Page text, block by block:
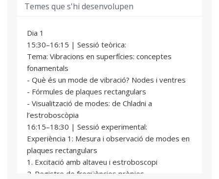
Temes que s'hi desenvolupen
Dia 1
15:30–16:15 | Sessió teòrica:
Tema: Vibracions en superfícies: conceptes
fonamentals
- Què és un mode de vibració? Nodes i ventres
- Fórmules de plaques rectangulars
- Visualització de modes: de Chladni a
l’estroboscòpia
16:15–18:30 | Sessió experimental:
Experiència 1: Mesura i observació de modes en
plaques rectangulars
1. Excitació amb altaveu i estroboscopi
2. Registre de freqüències pròpies